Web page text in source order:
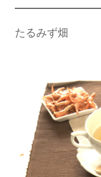
たるみず畑